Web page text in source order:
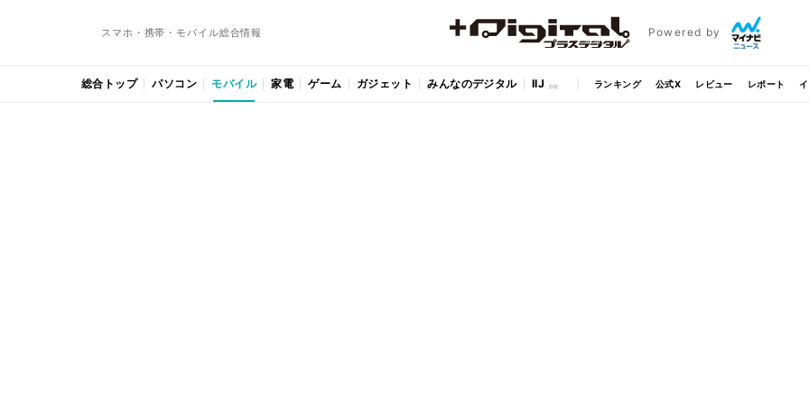
スマホ・携帯・モバイル総合情報 Powered by
総合トップ パソコン モバイル 家電 ゲーム ガジェット みんなのデジタル IIJ ランキング 公式X レビュー レポート